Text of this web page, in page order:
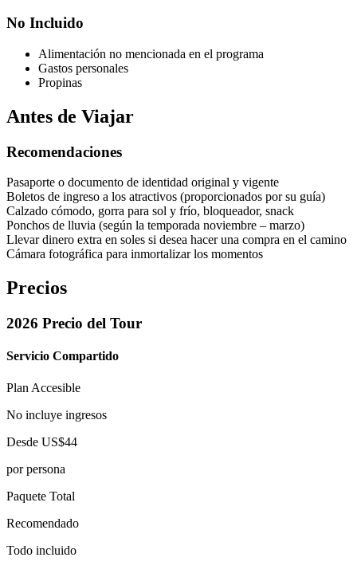
No Incluido
Alimentación no mencionada en el programa
Gastos personales
Propinas
Antes de Viajar
Recomendaciones
Pasaporte o documento de identidad original y vigente
Boletos de ingreso a los atractivos (proporcionados por su guía)
Calzado cómodo, gorra para sol y frío, bloqueador, snack
Ponchos de lluvia (según la temporada noviembre – marzo)
Llevar dinero extra en soles si desea hacer una compra en el camino
Cámara fotográfica para inmortalizar los momentos
Precios
2026 Precio del Tour
Servicio Compartido
Plan Accesible
No incluye ingresos
Desde US$44
por persona
Paquete Total
Recomendado
Todo incluido